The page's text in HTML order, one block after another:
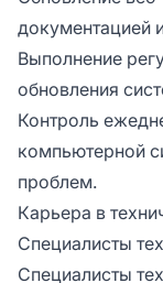
документацией
Выполнение
обновления
Контроль
компьютерной
проблем.
Карьера в
Специалисты
Специалисты